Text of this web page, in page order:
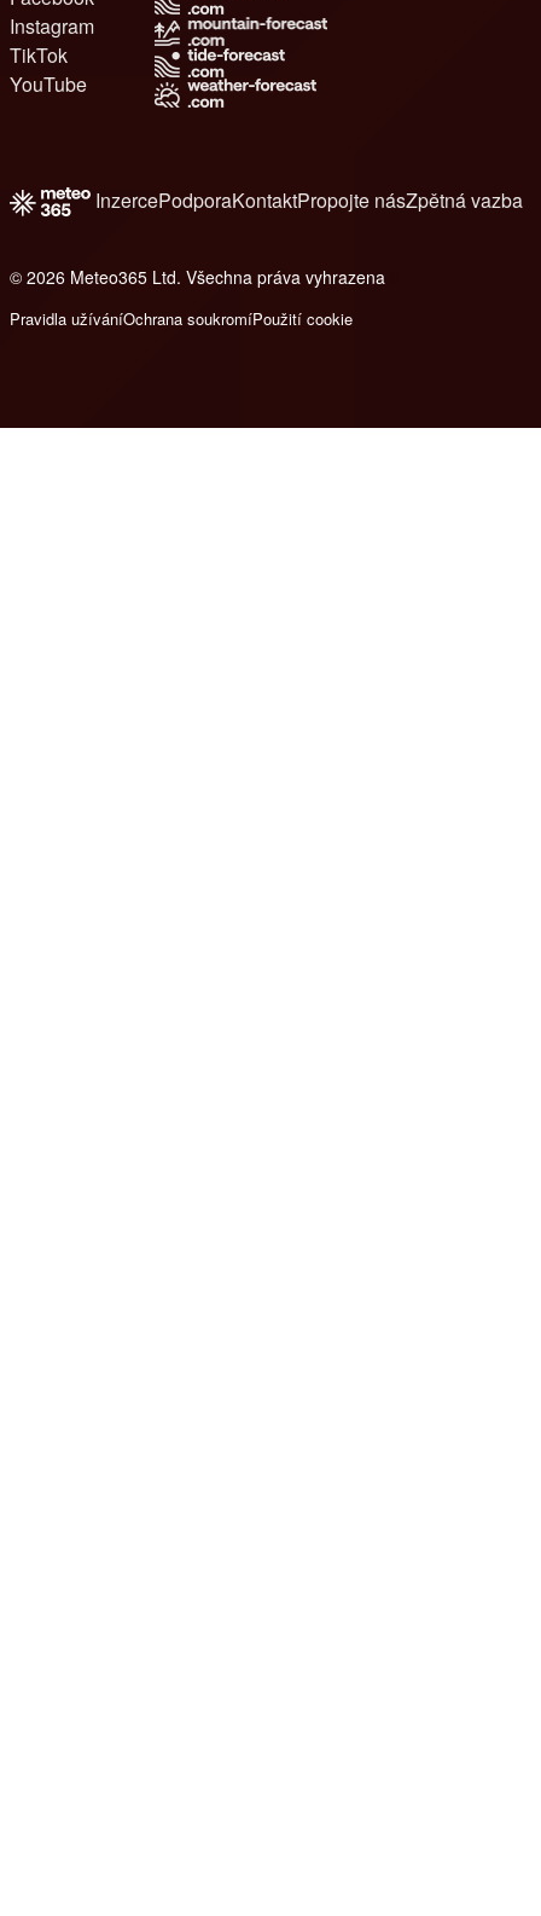
Instagram
TikTok
YouTube
InzercePodporaKontaktPropojte násZpětná vazba
© 2026 Meteo365 Ltd. Všechna práva vyhrazena
Pravidla užíváníOchrana soukromíPoužití cookie